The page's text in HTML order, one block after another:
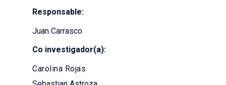
Responsable:
Juan Carrasco
Co investigador(a):
Carolina Rojas